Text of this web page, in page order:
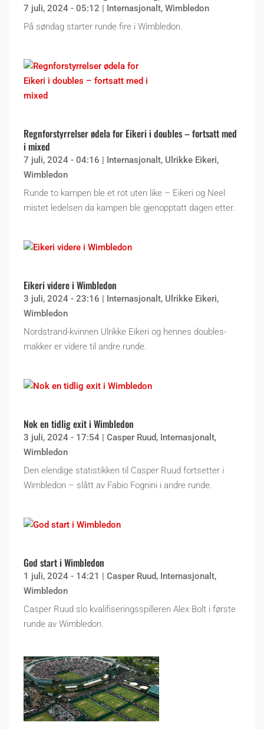
7 juli, 2024 - 05:12 | Internasjonalt, Wimbledon
På søndag starter runde fire i Wimbledon.
Regnforstyrrelser ødela for Eikeri i doubles – fortsatt med
i mixed
7 juli, 2024 - 04:16 | Internasjonalt, Ulrikke Eikeri,
Wimbledon
Runde to kampen ble et rot uten like – Eikeri og Neel
mistet ledelsen da kampen ble gjenopptatt dagen etter.
Eikeri videre i Wimbledon
3 juli, 2024 - 23:16 | Internasjonalt, Ulrikke Eikeri,
Wimbledon
Nordstrand-kvinnen Ulrikke Eikeri og hennes doubles-
makker er videre til andre runde.
Nok en tidlig exit i Wimbledon
3 juli, 2024 - 17:54 | Casper Ruud, Internasjonalt,
Wimbledon
Den elendige statistikken til Casper Ruud fortsetter i
Wimbledon – slått av Fabio Fognini i andre runde.
God start i Wimbledon
1 juli, 2024 - 14:21 | Casper Ruud, Internasjonalt,
Wimbledon
Casper Ruud slo kvalifiseringsspilleren Alex Bolt i første
runde av Wimbledon.